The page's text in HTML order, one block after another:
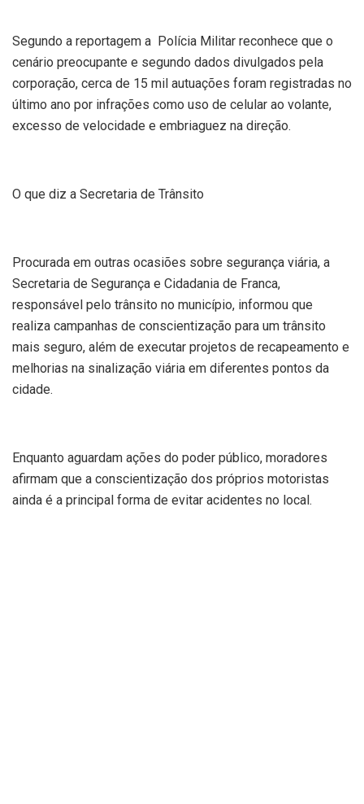
Segundo a reportagem a Polícia Militar reconhece que o
cenário preocupante e segundo dados divulgados pela
corporação, cerca de 15 mil autuações foram registradas no
último ano por infrações como uso de celular ao volante,
excesso de velocidade e embriaguez na direção.
O que diz a Secretaria de Trânsito
Procurada em outras ocasiões sobre segurança viária, a
Secretaria de Segurança e Cidadania de Franca,
responsável pelo trânsito no município, informou que
realiza campanhas de conscientização para um trânsito
mais seguro, além de executar projetos de recapeamento e
melhorias na sinalização viária em diferentes pontos da
cidade.
Enquanto aguardam ações do poder público, moradores
afirmam que a conscientização dos próprios motoristas
ainda é a principal forma de evitar acidentes no local.